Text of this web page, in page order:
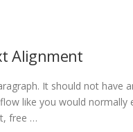
Alignment
It should not have
like you would normally
free …